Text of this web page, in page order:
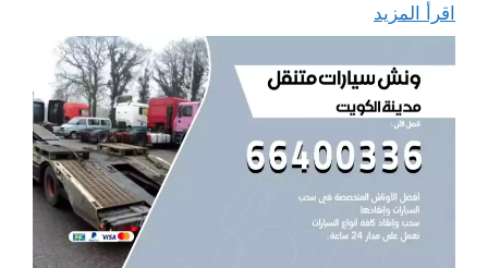
اقرأ المزيد